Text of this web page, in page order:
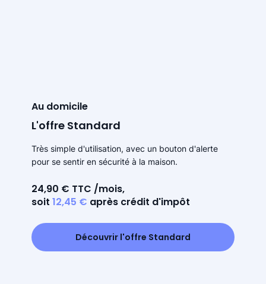
Au domicile
L'offre Standard
Très simple d'utilisation, avec un bouton d'alerte
pour se sentir en sécurité à la maison.
24,90 € TTC /mois,
soit 12,45 € après crédit d'impôt
Découvrir l'offre Standard